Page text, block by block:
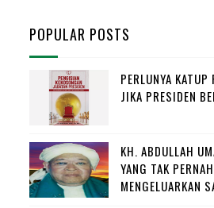
POPULAR POSTS
PERLUNYA KATUP
JIKA PRESIDEN
KH. ABDULLAH
YANG TAK PERNAH
MENGELUARKAN